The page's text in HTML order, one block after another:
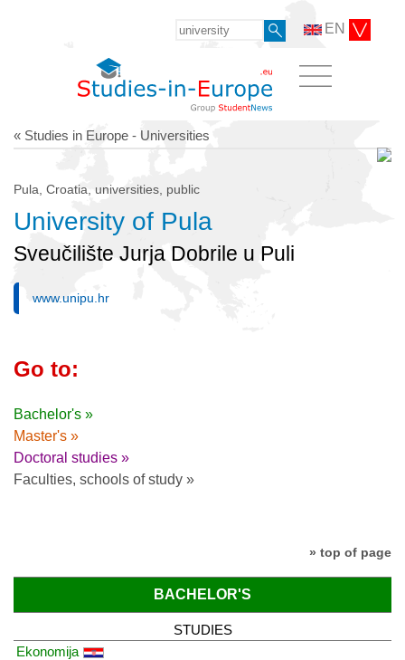
EN
« Studies in Europe - Universities
Pula, Croatia, universities, public
University of Pula
Sveučilište Jurja Dobrile u Puli
www.unipu.hr
Go to:
Bachelor's »
Master's »
Doctoral studies »
Faculties, schools of study »
» top of page
BACHELOR'S
STUDIES
Ekonomija